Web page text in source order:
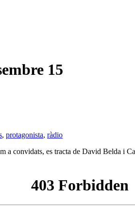
15
, protagonista, ràdio
a convidats, es tracta de David Belda i